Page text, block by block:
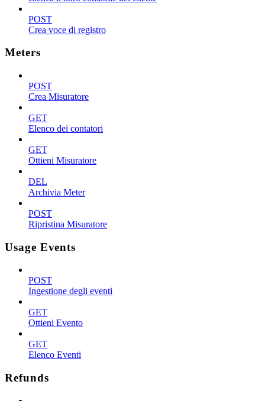
POST
Crea voce di registro
Meters
POST
Crea Misuratore
GET
Elenco dei contatori
GET
Ottieni Misuratore
DEL
Archivia Meter
POST
Ripristina Misuratore
Usage Events
POST
Ingestione degli eventi
GET
Ottieni Evento
GET
Elenco Eventi
Refunds